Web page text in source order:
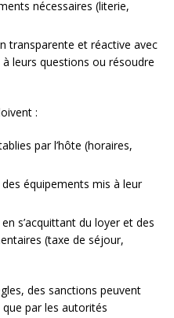
nécessaires (literie,
transparente et réactive avec
leurs questions ou résoudre
:
par l’hôte (horaires,
équipements mis à leur
s’acquittant du loyer et des
(taxe de séjour,
des sanctions peuvent
par les autorités